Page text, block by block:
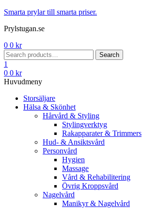
Menu
Smarta prylar till smarta priser.
Prylstugan.se
0 0 kr
Search
for:
Search
1
0 0 kr
Huvudmeny
Storsäljare
Hälsa & Skönhet
Hårvård & Styling
Stylingverktyg
Rakapparater & Trimmers
Hud- & Ansiktsvård
Personvård
Hygien
Massage
Vård & Rehabilitering
Övrig Kroppsvård
Nagelvård
Manikyr & Nagelvård